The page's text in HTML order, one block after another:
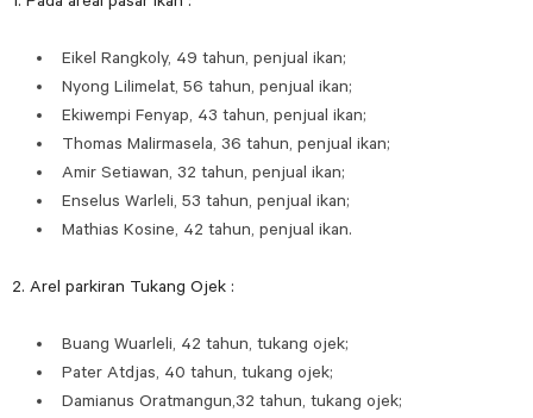
Eikel Rangkoly, 49 tahun, penjual ikan;
Nyong Lilimelat, 56 tahun, penjual ikan;
Ekiwempi Fenyap, 43 tahun, penjual ikan;
Thomas Malirmasela, 36 tahun, penjual ikan;
Amir Setiawan, 32 tahun, penjual ikan;
Enselus Warleli, 53 tahun, penjual ikan;
Mathias Kosine, 42 tahun, penjual ikan.
2. Arel parkiran Tukang Ojek :
Buang Wuarleli, 42 tahun, tukang ojek;
Pater Atdjas, 40 tahun, tukang ojek;
Damianus Oratmangun,32 tahun, tukang ojek;